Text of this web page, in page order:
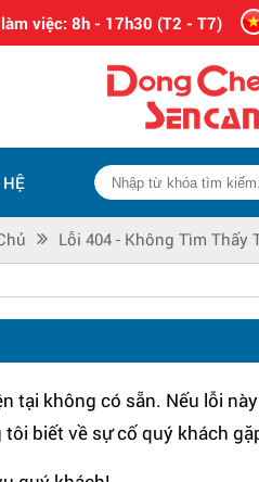
việc: 8h - 17h30 (T2 - T7)
Lỗi 404 - Không Tìm Thấy
tại không có sẵn. Nếu lỗi này
biết về sự cố quý khách